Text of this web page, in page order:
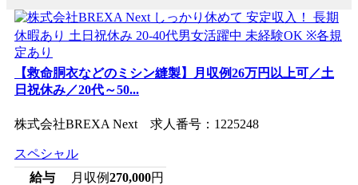
【救命胴衣などのミシン縫製】月収例26万円以上可／土
日祝休み／20代～50...
株式会社BREXA Next 求人番号：1225248
スペシャル
給与
月収例270,000円